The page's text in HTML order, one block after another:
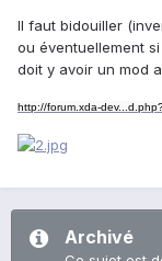
Il faut bidouiller
ou éventuellement
doit y avoir un mod
http://forum.xda-
Archivé